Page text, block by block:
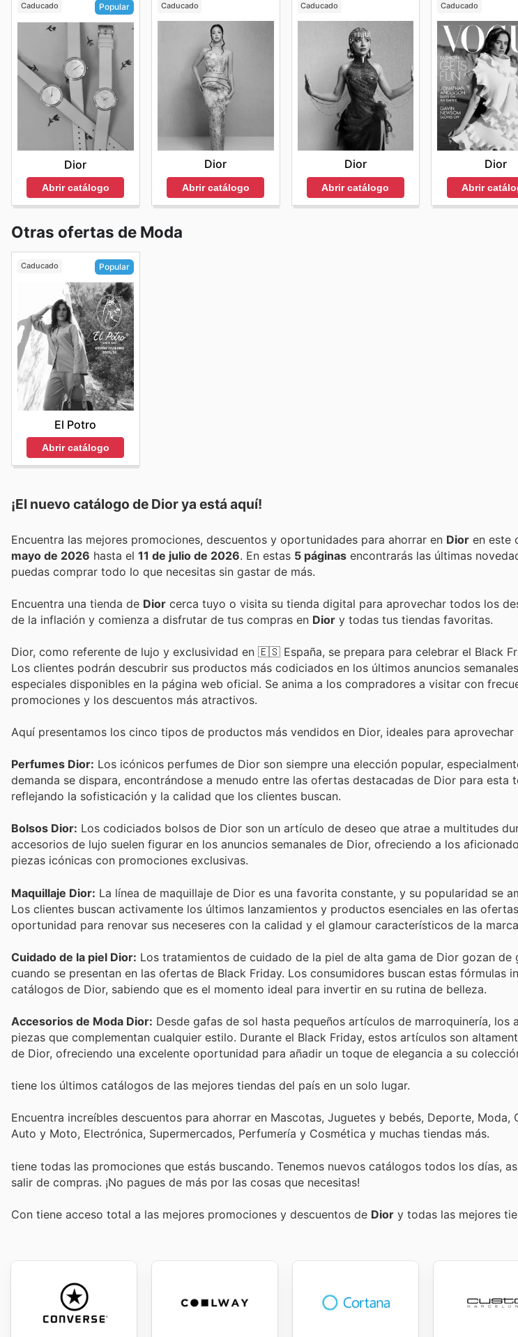
Caducado Popular
Dior
Abrir catálogo
Caducado
Dior
Abrir catálogo
Caducado
Dior
Abrir catálogo
Caducado
Dior
Abrir
Otras ofertas de Moda
Caducado Popular
El Potro
Abrir catálogo
¡El nuevo catálogo de Diorya está aquí!
Encuentra las mejores promociones, descuentos y oportunidades para ahorrar en Dior en este
mayo de 2026 hasta el 11 de julio de 2026 . En estas 5 páginas encontrarás las últimas
puedas comprar todo lo que necesitas sin gastar de más.
Encuentra una tienda de Dior cerca tuyo o visita su tienda digital para aprovechar todos los
de la inflación y comienza a disfrutar de tus compras en Dior y todas tus tiendas favoritas.
Dior, como referente de lujo y exclusividad en 🇪🇸 España, se prepara para celebrar el Black
Los clientes podrán descubrir sus productos más codiciados en los últimos anuncios
especiales disponibles en la página web oficial. Se anima a los compradores a visitar con
promociones y los descuentos más atractivos.
Aquí presentamos los cinco tipos de productos más vendidos en Dior, ideales para
Perfumes Dior: Los icónicos perfumes de Dior son siempre una elección popular,
demanda se dispara, encontrándose a menudo entre las ofertas destacadas de Dior para esta
reflejando la sofisticación y la calidad que los clientes buscan.
Bolsos Dior: Los codiciados bolsos de Dior son un artículo de deseo que atrae a multitudes
accesorios de lujo suelen figurar en los anuncios semanales de Dior, ofreciendo a los
piezas icónicas con promociones exclusivas.
Maquillaje Dior: La línea de maquillaje de Dior es una favorita constante, y su popularidad se
Los clientes buscan activamente los últimos lanzamientos y productos esenciales en las
oportunidad para renovar sus neceseres con la calidad y el glamour característicos de la
Cuidado de la piel Dior: Los tratamientos de cuidado de la piel de alta gama de Dior gozan de
cuando se presentan en las ofertas de Black Friday. Los consumidores buscan estas fórmulas
catálogos de Dior, sabiendo que es el momento ideal para invertir en su rutina de belleza.
Accesorios de Moda Dior: Desde gafas de sol hasta pequeños artículos de marroquinería, los
piezas que complementan cualquier estilo. Durante el Black Friday, estos artículos son
de Dior, ofreciendo una excelente oportunidad para añadir un toque de elegancia a su
tiene los últimos catálogos de las mejores tiendas del país en un solo lugar.
Encuentra increíbles descuentos para ahorrar en Mascotas, Juguetes y bebés, Deporte, Moda,
Auto y Moto, Electrónica, Supermercados, Perfumería y Cosmética y muchas tiendas más.
tiene todas las promociones que estás buscando. Tenemos nuevos catálogos todos los días,
salir de compras. ¡No pagues de más por las cosas que necesitas!
Con tiene acceso total a las mejores promociones y descuentos de Dior y todas las mejores